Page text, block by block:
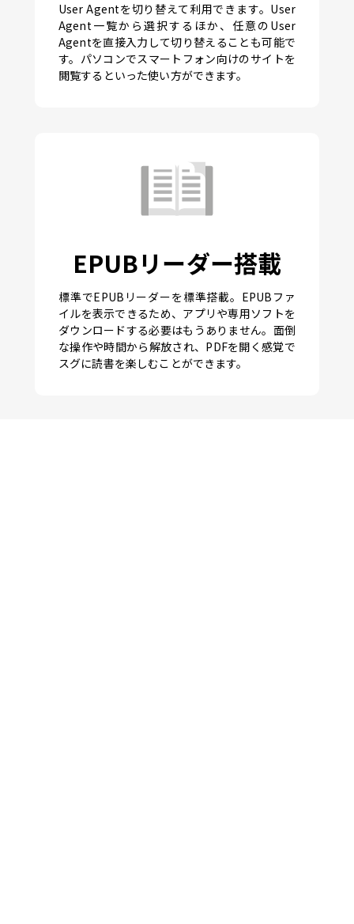
User Agentを切り替えて利用できます。User
Agent一覧から選択するほか、任意のUser
Agentを直接入力して切り替えることも可能で
す。パソコンでスマートフォン向けのサイトを
閲覧するといった使い方ができます。
EPUBリーダー搭載
標準でEPUBリーダーを標準搭載。EPUBファ
イルを表示できるため、アプリや専用ソフトを
ダウンロードする必要はもうありません。面倒
な操作や時間から解放され、PDFを開く感覚で
スグに読書を楽しむことができます。